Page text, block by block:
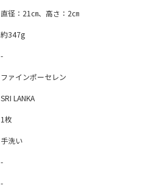
直径：21㎝、高さ：2㎝
約347g
-
ファインポーセレン
SRI LANKA
1枚
手洗い
-
-